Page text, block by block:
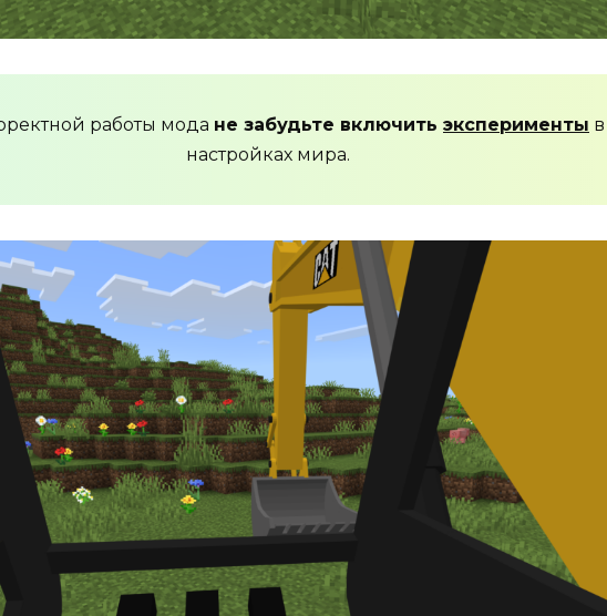
работы мода не забудьте включить эксперименты в
настройках мира.